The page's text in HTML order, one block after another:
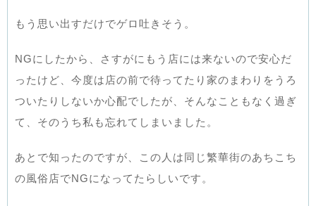
もう思い出すだけでゲロ吐きそう。
NGにしたから、さすがにもう店には来ないので安心だ
ったけど、今度は店の前で待ってたり家のまわりをうろ
ついたりしないか心配でしたが、そんなこともなく過ぎ
て、そのうち私も忘れてしまいました。
あとで知ったのですが、この人は同じ繁華街のあちこち
の風俗店でNGになってたらしいです。